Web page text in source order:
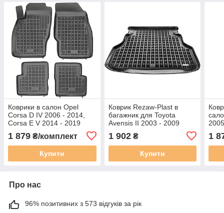
Коврики в салон Opel
Corsa D IV 2006 - 2014,
Corsa E V 2014 - 2019
1 879 ₴/комплект
Купити
Коврик Rezaw-Plast в
багажник для Toyota
Avensis II 2003 - 2009
1 902₴
Купити
1
Про нас
96% позитивних з 573 відгуків за рік